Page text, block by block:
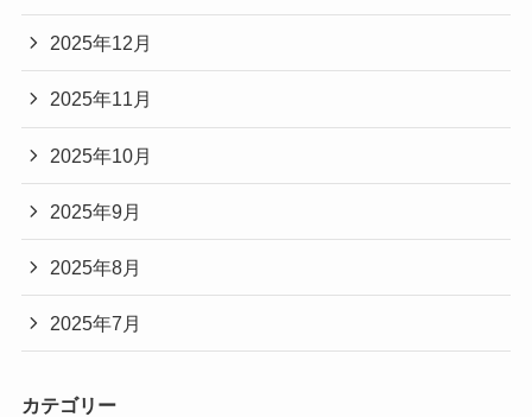
2025年12月
2025年11月
2025年10月
2025年9月
2025年8月
2025年7月
カテゴリー